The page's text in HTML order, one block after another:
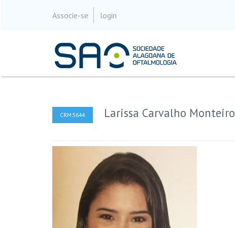
Associe-se login
CRM:5644 Larissa Carvalho Monteiro